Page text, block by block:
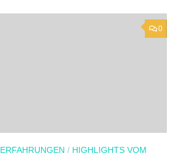
0
ERFAHRUNGEN / HIGHLIGHTS VOM